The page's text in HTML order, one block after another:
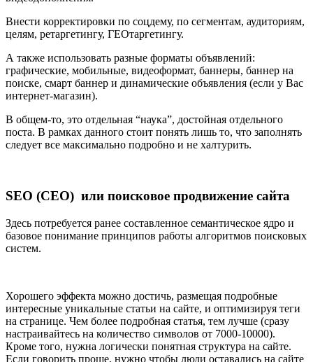
Внести корректировки по соцдему, по сегментам, аудиториям,
целям, ретаргетингу, ГЕОтаргетингу.
А также использовать разные форматы объявлений:
графические, мобильные, видеоформат, баннеры, баннер на
поиске, смарт баннер и динамические объявления (если у Вас
интернет-магазин).
В общем-то, это отдельная “наука”, достойная отдельного
поста. В рамках данного стоит понять лишь то, что заполнять
следует все максимально подробно и не халтурить.
SEO (СЕО) или поисковое продвижение сайта
Здесь потребуется ранее составленное семантическое ядро и
базовое понимание принципов работы алгоритмов поисковых
систем.
Хорошего эффекта можно достичь, размещая подробные
интересные уникальные статьи на сайте, и оптимизируя теги
на странице. Чем более подробная статья, тем лучше (сразу
настраивайтесь на количество символов от 7000-10000).
Кроме того, нужна логически понятная структура на сайте.
Если говорить проще, нужно чтобы люди оставались на сайте